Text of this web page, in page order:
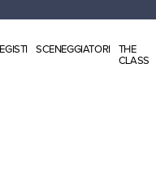
SCENEGGIATORI
THE
CLASS